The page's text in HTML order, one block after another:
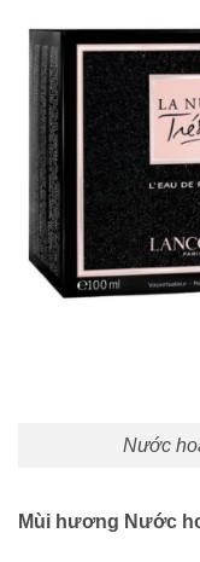
Nước
Mùi hương Nước